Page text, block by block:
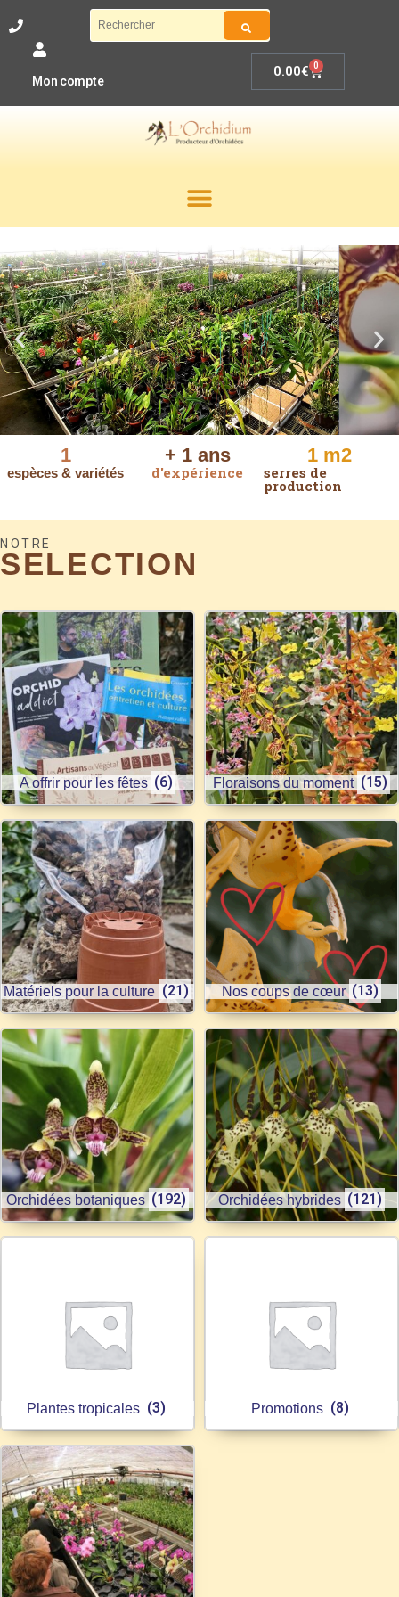
Mon compte
0.00€ 0
L'ORCHIDIUM
et Cher
espèces & variétés
1
d'expérience
+ 1 ans
serres de
production
1 m2
NOTRE
SELECTION
A offrir pour les fêtes (6) Floraisons du moment (15)
Matériels pour la culture (21) Nos coups de cœur (13)
Orchidées botaniques (192) Orchidées hybrides (121)
Plantes tropicales (3) Promotions (8)